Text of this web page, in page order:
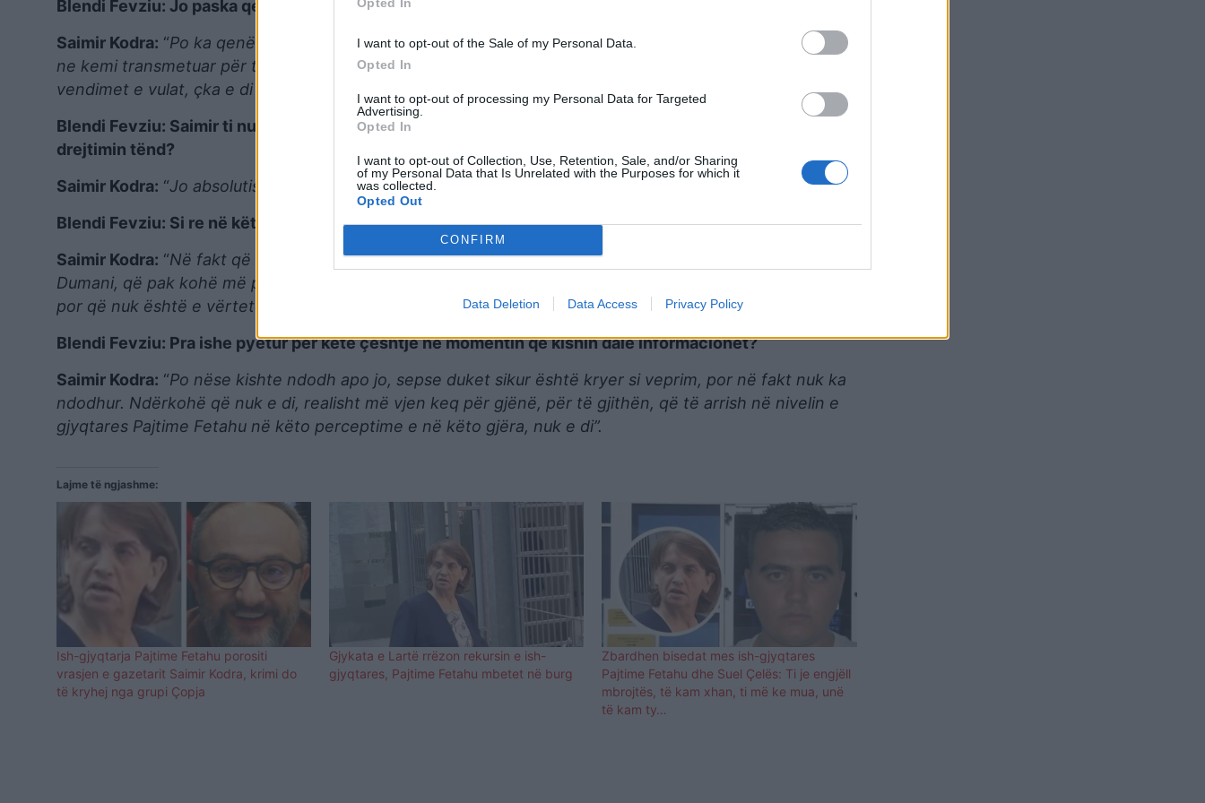
I want to opt-out of the Sale of my Personal Data.
Opted In
I want to opt-out of processing my Personal Data for Targeted
Advertising.
Opted In
I want to opt-out of Collection, Use, Retention, Sale, and/or Sharing
of my Personal Data that Is Unrelated with the Purposes for which it
was collected.
Opted Out
CONFIRM
Data Deletion Data Access Privacy Policy
Blendi Fevziu: Jo paska qenë prej kohësh. Kjo qenka e dyta e paska një masë më përpara.
Saimir Kodra: “Po ka qenë në arrest shtëpie, unë flas për burgun. Realisht sepse po t’i kthehesh asaj që
ne kemi transmetuar për të është një histori e tmerrshme se si një gjyqtare ka përfituar dhe abuzuar me
vendimet e vulat, çka e di mirë dhe gjithë qyteti, por sot për fat të mirë filloi të jetojë dhe SPAK-u”.
Blendi Fevziu: Saimir ti nuk ke pasur asnjë informacion të raporteve të saj me grupet kriminale në
drejtimin tënd?
Saimir Kodra: “Jo absolutisht sepse unë nuk kam pasur informacione me këto Sky ECC apo Encrochat”.
Blendi Fevziu: Si re në këtë informacion që më the e dija, që të lexova?
Saimir Kodra: “Në fakt që të jem shumë i sinqertë duhet të falenderoj drejtuesin e SPAK-ut zotin Altin
Dumani, që pak kohë më parë më ka bërë këtë pyetje për djegien e shtëpisë së prindërve me demek,
por që nuk është e vërtetë. Pra isha vënë në një farë informacioni”.
Blendi Fevziu: Pra ishe pyetur për këtë çështje në momentin që kishin dalë informacionet?
Saimir Kodra: “Po nëse kishte ndodh apo jo, sepse duket sikur është kryer si veprim, por në fakt nuk ka
ndodhur. Ndërkohë që nuk e di, realisht më vjen keq për gjënë, për të gjithën, që të arrish në nivelin e
gjyqtares Pajtime Fetahu në këto perceptime e në këto gjëra, nuk e di”.
Lajme të ngjashme:
Ish-gjyqtarja Pajtime Fetahu porositi
vrasjen e gazetarit Saimir Kodra, krimi do
të kryhej nga grupi Çopja
Gjykata e Lartë rrëzon rekursin e ish-
gjyqtares, Pajtime Fetahu mbetet në burg
Zbardhen bisedat mes ish-gjyqtares
Pajtime Fetahu dhe Suel Çelës: Ti je engjëll
mbrojtës, të kam xhan, ti më ke mua, unë
të kam ty…